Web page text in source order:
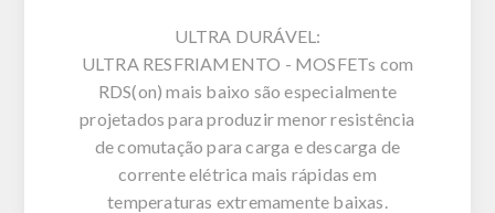
ULTRA DURÁVEL:
ULTRA RESFRIAMENTO - MOSFETs com
RDS(on) mais baixo são especialmente
projetados para produzir menor resistência
de comutação para carga e descarga de
corrente elétrica mais rápidas em
temperaturas extremamente baixas.